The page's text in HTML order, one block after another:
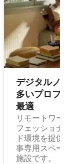
デジタルノ
多⁠いプ⁠ロ⁠フ⁠
最⁠適
リモートワー
フェッショナ
ド環境を提供
事専用スペー
施設です。